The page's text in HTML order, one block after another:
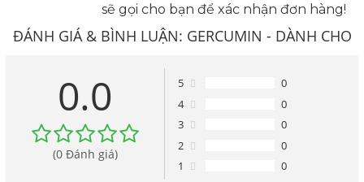
sẽ gọi cho bạn để xác nhận đơn hàng!
ĐÁNH GIÁ & BÌNH LUẬN: GERCUMIN - DÀNH CHO
NGƯỜI VIÊM LOÉT DẠ DÀY TÁ TRÀNG
0.0
(0 Đánh giá)
5
0
4
0
3
0
2
0
1
0